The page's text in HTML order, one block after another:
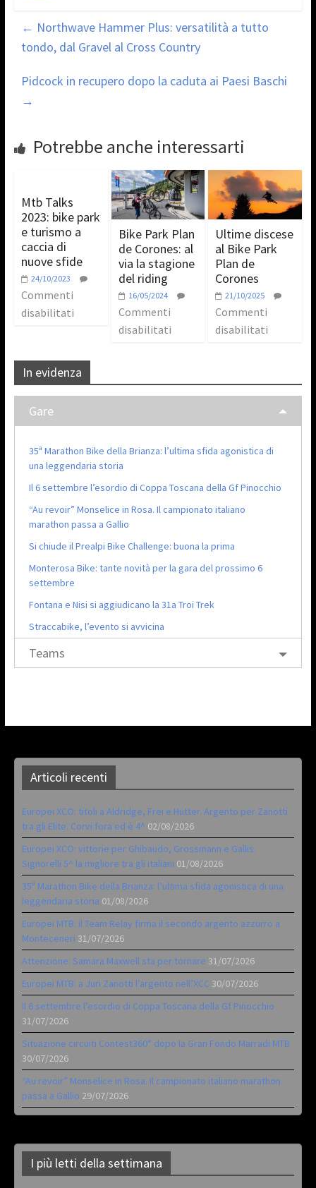
← Northwave Hammer Plus: versatilità a tutto
tondo, dal Gravel al Cross Country
Pidcock in recupero dopo la caduta ai Paesi Baschi
→
Potrebbe anche interessarti
Mtb Talks
2023: bike park
e turismo a
caccia di
nuove sfide
24/10/2023
Commenti
disabilitati
Bike Park Plan
de Corones: al
via la stagione
del riding
16/05/2024
Commenti
disabilitati
Ultime discese
al Bike Park
Plan de
Corones
21/10/2025
Commenti
disabilitati
In evidenza
Gare
35ª Marathon Bike della Brianza: l’ultima sfida agonistica di
una leggendaria storia
Il 6 settembre l’esordio di Coppa Toscana della Gf Pinocchio
“Au revoir” Monselice in Rosa. Il campionato italiano
marathon passa a Gallio
Si chiude il Prealpi Bike Challenge: buona la prima
Monterosa Bike: tante novità per la gara del prossimo 6
settembre
Fontana e Nisi si aggiudicano la 31a Troi Trek
Straccabike, l’evento si avvicina
Teams
Articoli recenti
Europei XCO: titoli a Aldridge, Frei e Hutter. Argento per Zanotti
tra gli Elite. Corvi fora ed è 4^ 02/08/2026
Europei XCO: vittorie per Ghibaudo, Grossmann e Gallis.
Signorelli 5^ la migliore tra gli italiani 01/08/2026
35ª Marathon Bike della Brianza: l’ultima sfida agonistica di una
leggendaria storia 01/08/2026
Europei MTB: il Team Relay firma il secondo argento azzurro a
Monteceneri 31/07/2026
Attenzione: Samara Maxwell sta per tornare 31/07/2026
Europei MTB: a Juri Zanotti l’argento nell’XCC 30/07/2026
Il 6 settembre l’esordio di Coppa Toscana della Gf Pinocchio
31/07/2026
Situazione circuiti Contest360° dopo la Gran Fondo Marradi MTB
30/07/2026
“Au revoir” Monselice in Rosa. Il campionato italiano marathon
passa a Gallio 29/07/2026
I più letti della settimana